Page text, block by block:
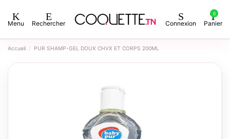
Menu Rechercher Connexion
0
Panier
Accueil PUR SHAMP-GEL DOUX CHVX ET CORPS 200ML